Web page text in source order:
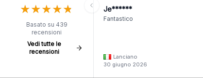
★★★★★
★★★★★
Basato su 439
recensioni
Vedi tutte le
recensioni
Je******
Fantastico
Lanciano
30 giugno 2026